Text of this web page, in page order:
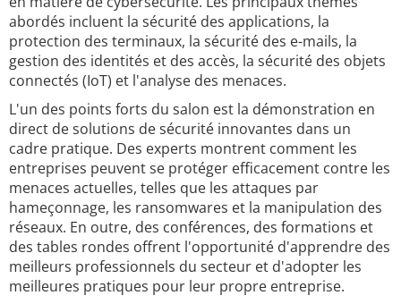
abordés incluent la sécurité des applications, la
protection des terminaux, la sécurité des e-mails, la
gestion des identités et des accès, la sécurité des objets
connectés (IoT) et l'analyse des menaces.
L'un des points forts du salon est la démonstration en
direct de solutions de sécurité innovantes dans un
cadre pratique. Des experts montrent comment les
entreprises peuvent se protéger efficacement contre les
menaces actuelles, telles que les attaques par
hameçonnage, les ransomwares et la manipulation des
réseaux. En outre, des conférences, des formations et
des tables rondes offrent l'opportunité d'apprendre des
meilleurs professionnels du secteur et d'adopter les
meilleures pratiques pour leur propre entreprise.